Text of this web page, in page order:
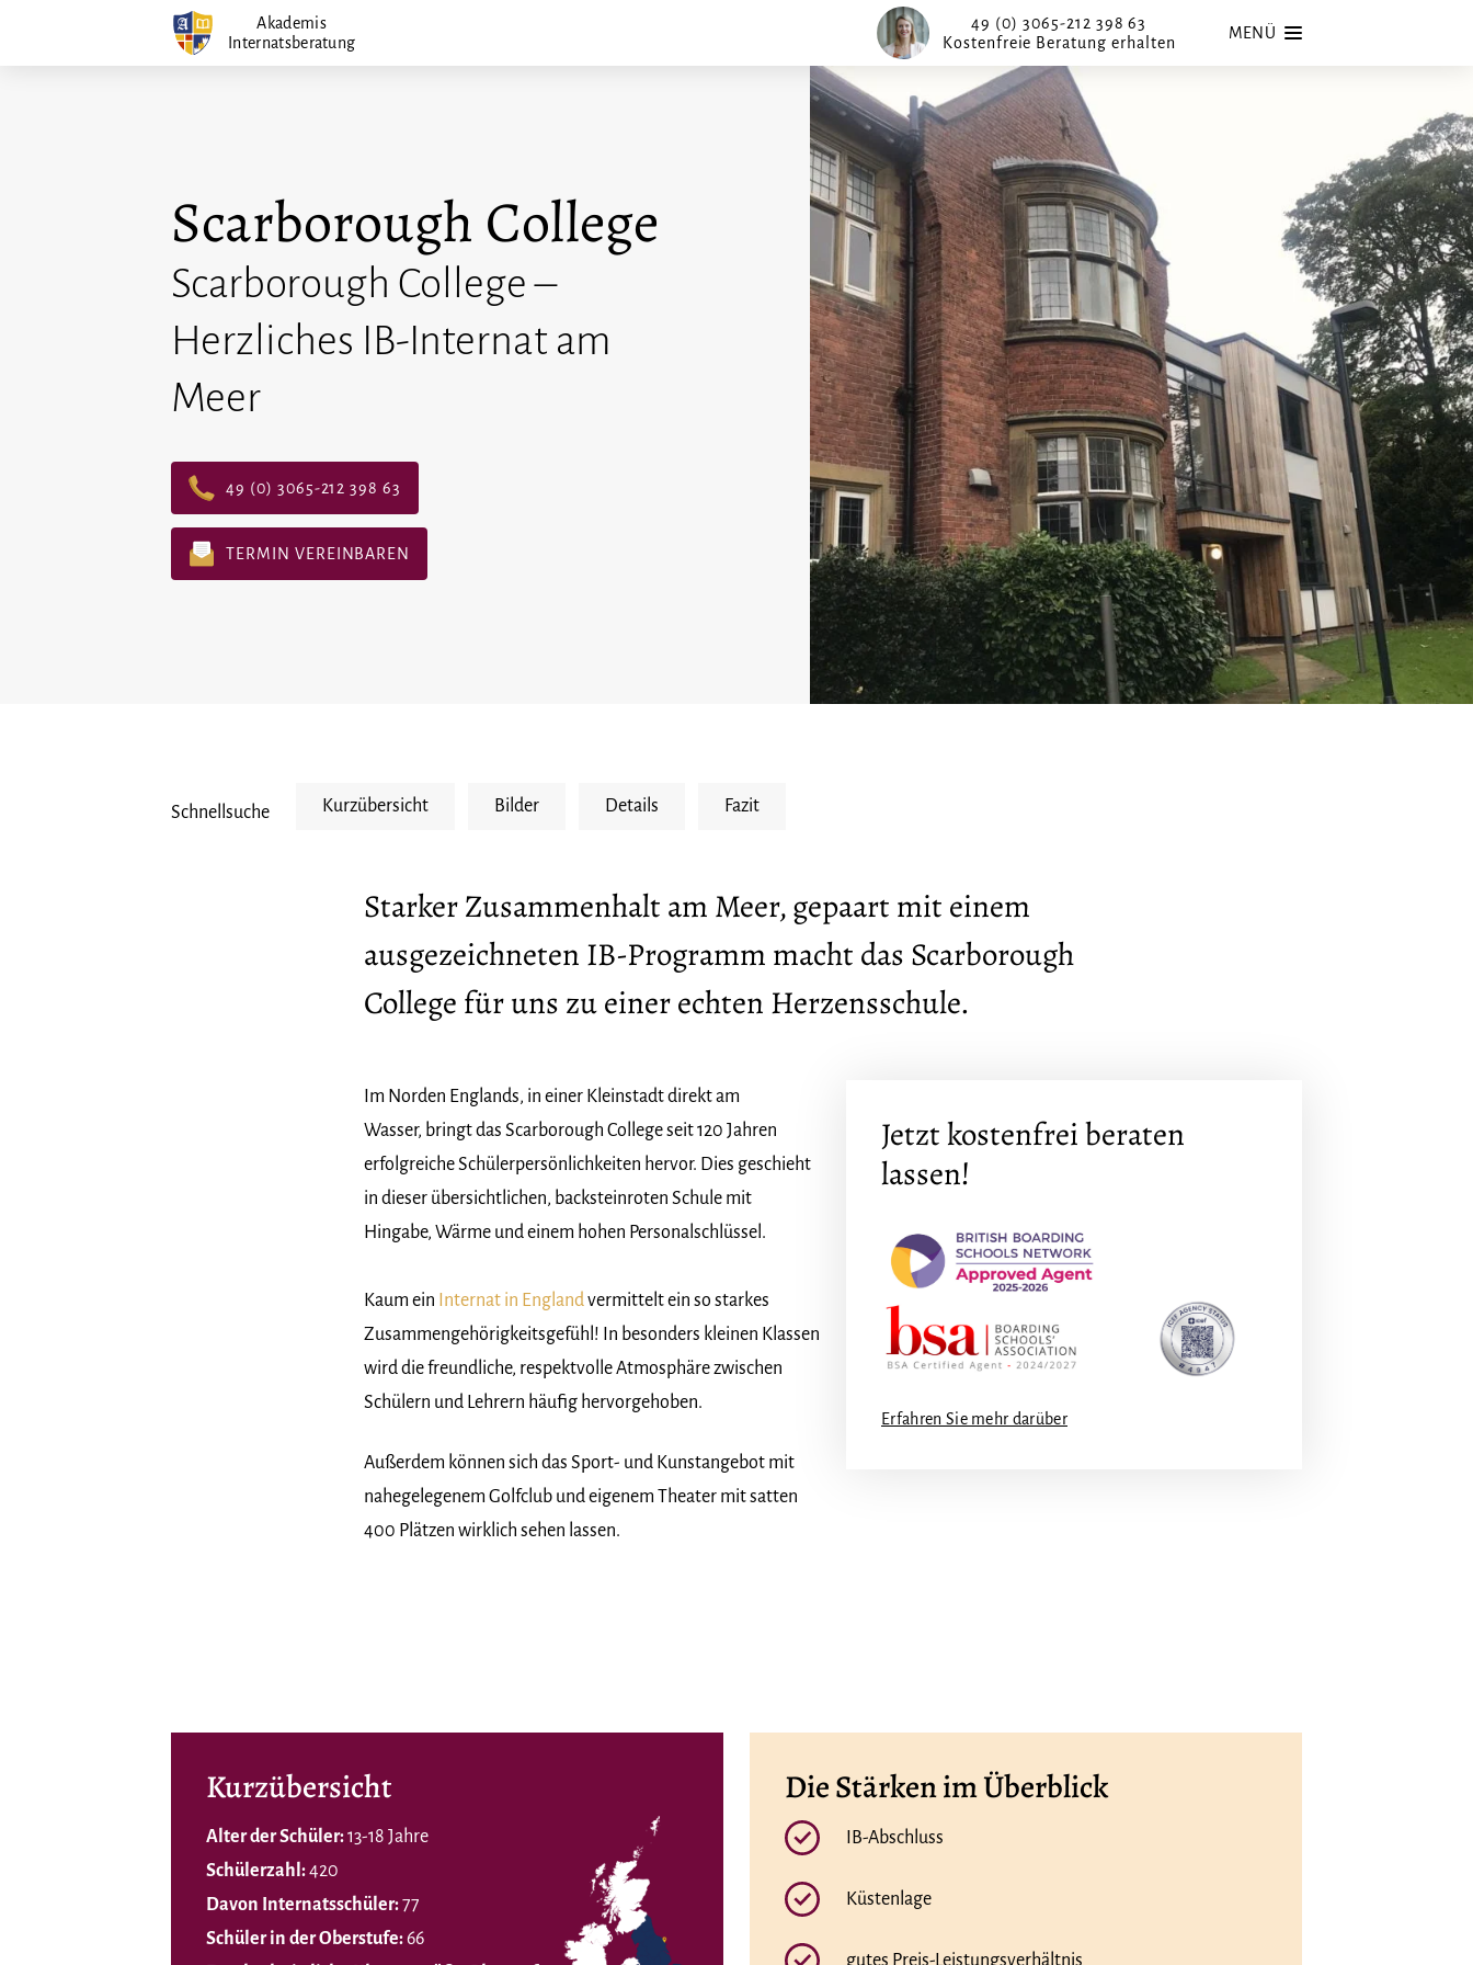
Akademis
Internatsberatung
49 (0) 3065-212 398 63
Kostenfreie Beratung erhalten
MENÜ
Scarborough College
Scarborough College –
Herzliches IB-Internat am
Meer
49 (0) 3065-212 398 63
TERMIN VEREINBAREN
Schnellsuche Kurzübersicht Bilder Details Fazit
Starker Zusammenhalt am Meer, gepaart mit einem
ausgezeichneten IB-Programm macht das Scarborough
College für uns zu einer echten Herzensschule.
Im Norden Englands, in einer Kleinstadt direkt am
Wasser, bringt das Scarborough College seit 120 Jahren
erfolgreiche Schülerpersönlichkeiten hervor. Dies geschieht
in dieser übersichtlichen, backsteinroten Schule mit
Hingabe, Wärme und einem hohen Personalschlüssel.
Kaum ein Internat in Englandvermittelt ein so starkes
Zusammengehörigkeitsgefühl! In besonders kleinen Klassen
wird die freundliche, respektvolle Atmosphäre zwischen
Schülern und Lehrern häufig hervorgehoben.
Außerdem können sich das Sport- und Kunstangebot mit
nahegelegenem Golfclub und eigenem Theater mit satten
400 Plätzen wirklich sehen lassen.
Jetzt kostenfrei beraten
lassen!
Erfahren Sie mehr darüber
Kurzübersicht
Alter der Schüler:13-18 Jahre
Schülerzahl:420
Davon Internatsschüler:77
Schüler in der Oberstufe:66
Die Stärken im Überblick
IB-Abschluss
Küstenlage
gutes Preis-Leistungsverhältnis